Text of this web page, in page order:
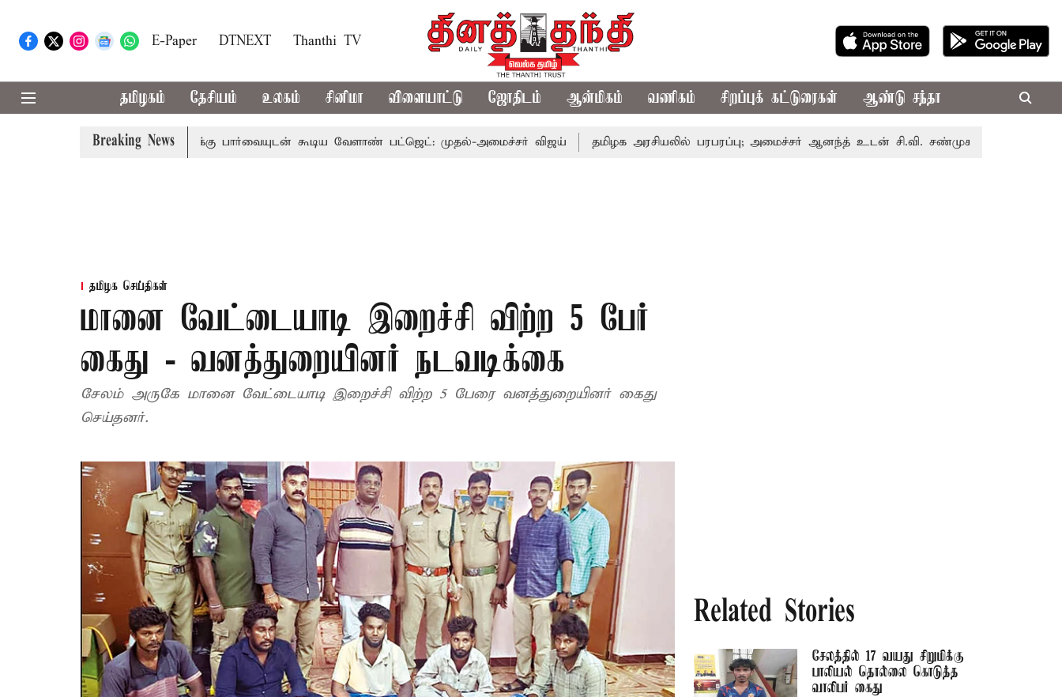
E-Paper DTNEXT Thanthi TV
தமிழகம் தேசியம் உலகம் சினிமா விளையாட்டு ஜோதிடம் ஆன்மிகம் வணிகம் சிறப்புக் கட்டுரைகள் ஆண்டு சந்தா
Breaking News
தொலைநோக்கு பார்வையுடன் கூடிய வேளாண் பட்ஜெட்: முதல்-அமைச்சர் விஜய் தமிழக அரசியலில் பரபரப்பு; அமைச்சர் ஆனந்த் உடன் சி.வி. சண்முகம், வேலுமணி சந்திப்பு
தமிழக செய்திகள்
மானை வேட்டையாடி இறைச்சி விற்ற 5 பேர்
கைது - வனத்துறையினர் நடவடிக்கை
சேலம் அருகே மானை வேட்டையாடி இறைச்சி விற்ற 5 பேரை வனத்துறையினர் கைது
செய்தனர்.
Related Stories
சேலத்தில் 17 வயது சிறுமிக்கு
பாலியல் தொல்லை கொடுத்த
வாலிபர் கைது